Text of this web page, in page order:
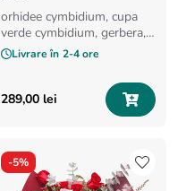
orhidee cymbidium, cupa
verde cymbidium, gerbera,
crin asiatic, trandafiri
Livrare în 2-4 ore
289,00 lei
-5%